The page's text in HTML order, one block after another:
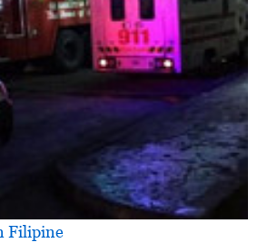
Filipine